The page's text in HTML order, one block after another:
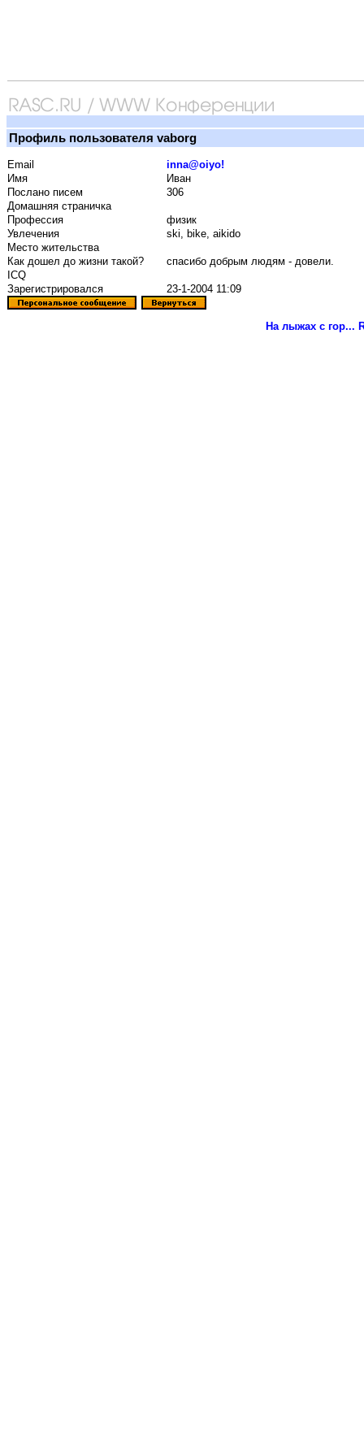
Профиль пользователя vaborg
Email
inna@oiyo!
Имя
Иван
Послано писем
306
Домашняя страничка
Профессия
физик
Увлечения
ski, bike, aikido
Место жительства
Как дошел до жизни такой?
спасибо добрым людям - довели.
ICQ
Зарегистрировался
23-1-2004 11:09
На лыжах с гор...